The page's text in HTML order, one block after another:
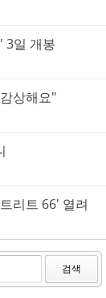
3일 개봉
상해요"
리트 66' 열려
검색